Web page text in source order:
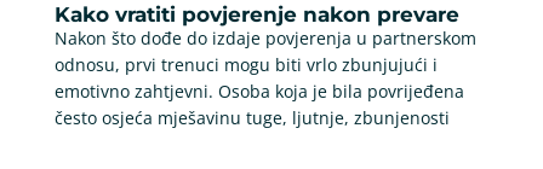
Kako vratiti povjerenje nakon prevare
Nakon što dođe do izdaje povjerenja u partnerskom
odnosu, prvi trenuci mogu biti vrlo zbunjujući i
emotivno zahtjevni. Osoba koja je bila povrijeđena
često osjeća mješavinu tuge, ljutnje, zbunjenosti